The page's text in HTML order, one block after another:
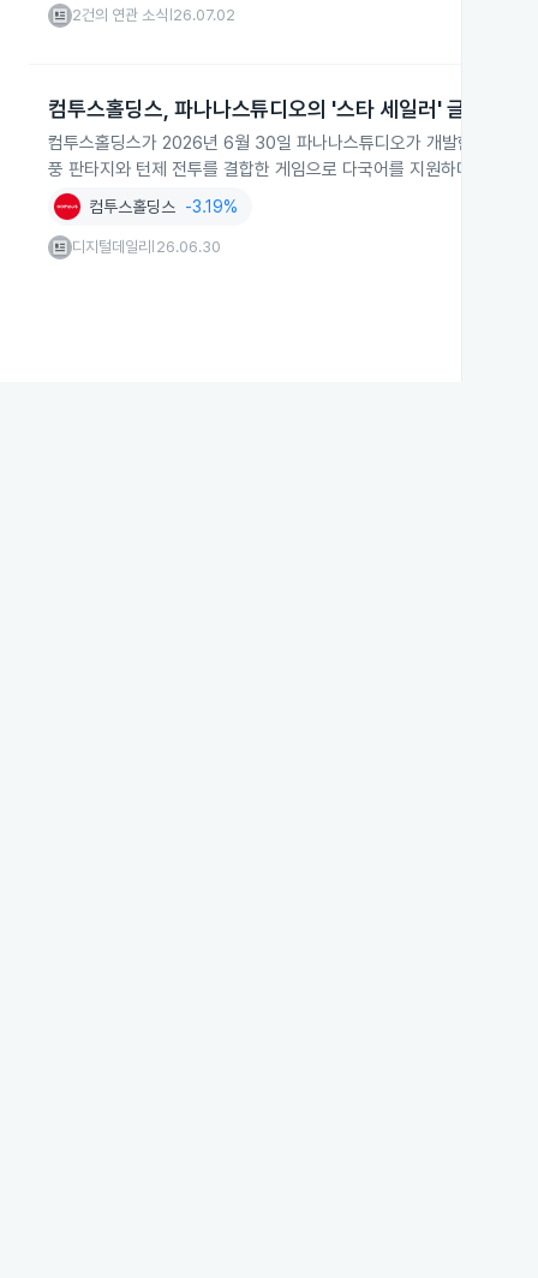
2건의 연관 소식 26.07.02
컴투스홀딩스, 파나나스튜디오의 '스타 세일러' 글로벌 출
컴투스홀딩스가 2026년 6월 30일 파나나스튜디오가 개발한 수집형
풍 판타지와 턴제 전투를 결합한 게임으로 다국어를 지원하며 출시 기
컴투스홀딩스 -3.19%
디지털데일리 26.06.30